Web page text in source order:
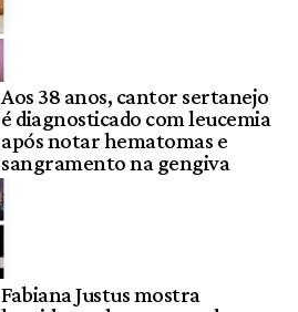
Aos 38 anos, cantor sertanejo
é diagnosticado com leucemia
após notar hematomas e
sangramento na gengiva
Fabiana Justus mostra